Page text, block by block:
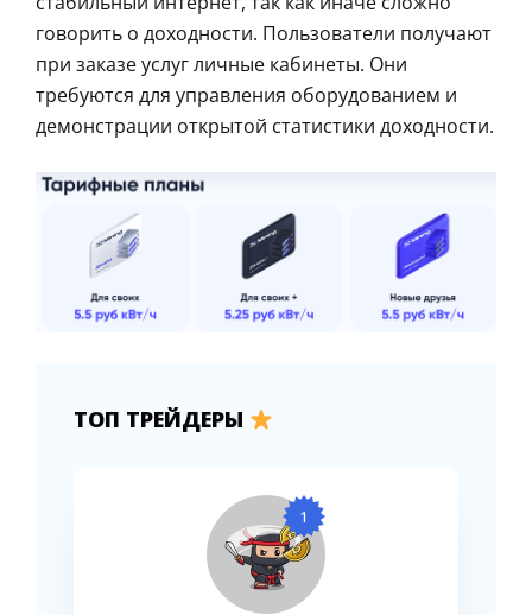
говорить о доходности. Пользователи получают
при заказе услуг личные кабинеты. Они
требуются для управления оборудованием и
демонстрации открытой статистики доходности.
ТОП ТРЕЙДЕРЫ
1